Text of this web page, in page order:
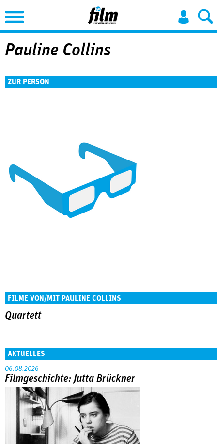
Jump to Navigation
Pauline Collins
ZUR PERSON
FILME VON/MIT PAULINE COLLINS
Quartett
AKTUELLES
06.08.2026
Filmgeschichte: Jutta Brückner